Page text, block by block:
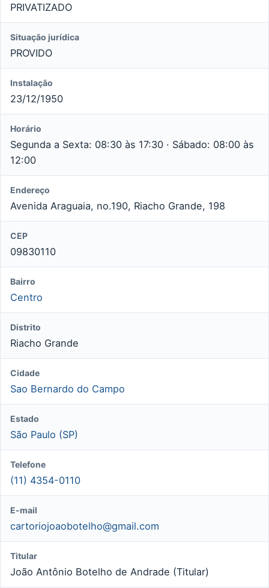
PRIVATIZADO
Situação jurídica
PROVIDO
Instalação
23/12/1950
Horário
Segunda a Sexta: 08:30 às 17:30 · Sábado: 08:00 às
12:00
Endereço
Avenida Araguaia, no.190, Riacho Grande, 198
CEP
09830110
Bairro
Centro
Distrito
Riacho Grande
Cidade
Sao Bernardo do Campo
Estado
São Paulo (SP)
Telefone
(11) 4354-0110
E-mail
cartoriojoaobotelho@gmail.com
Titular
João Antônio Botelho de Andrade (Titular)